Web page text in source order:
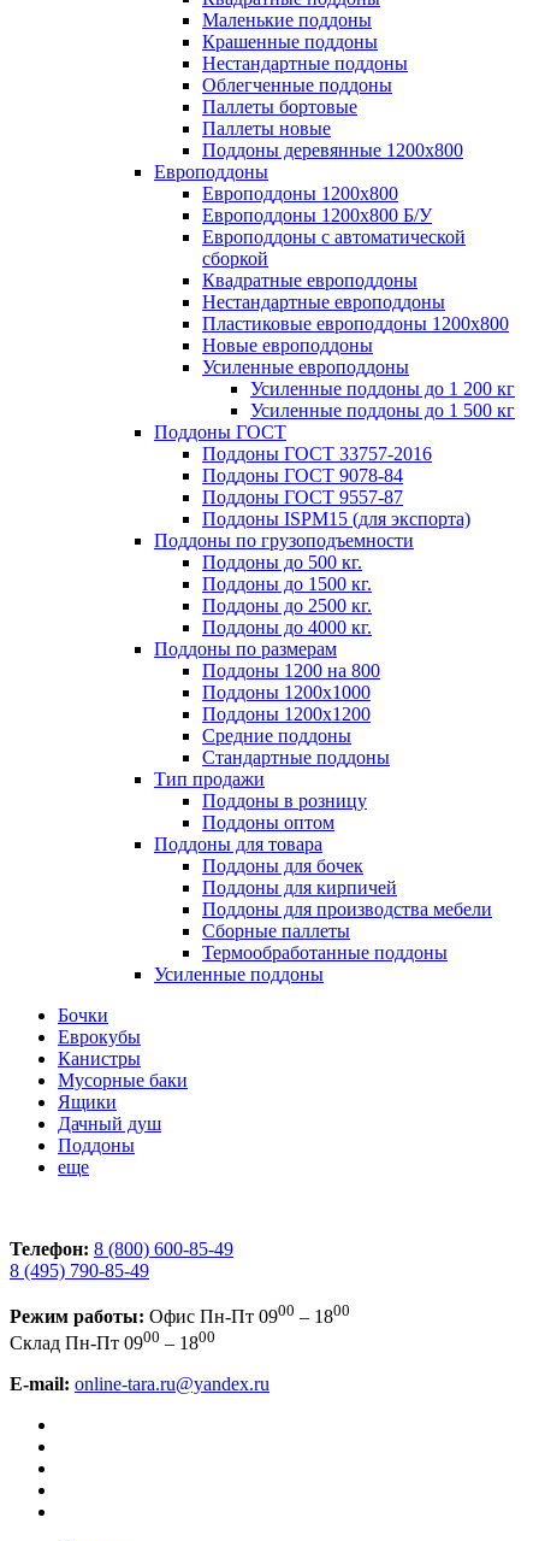
Маленькие поддоны
Крашенные поддоны
Нестандартные поддоны
Облегченные поддоны
Паллеты бортовые
Паллеты новые
Поддоны деревянные 1200х800
Европоддоны
Европоддоны 1200х800
Европоддоны 1200х800 Б/У
Европоддоны с автоматической
сборкой
Квадратные европоддоны
Нестандартные европоддоны
Пластиковые европоддоны 1200х800
Новые европоддоны
Усиленные европоддоны
Усиленные поддоны до 1 200 кг
Усиленные поддоны до 1 500 кг
Поддоны ГОСТ
Поддоны ГОСТ 33757-2016
Поддоны ГОСТ 9078-84
Поддоны ГОСТ 9557-87
Поддоны ISPM15 (для экспорта)
Поддоны по грузоподъемности
Поддоны до 500 кг.
Поддоны до 1500 кг.
Поддоны до 2500 кг.
Поддоны до 4000 кг.
Поддоны по размерам
Поддоны 1200 на 800
Поддоны 1200х1000
Поддоны 1200х1200
Средние поддоны
Стандартные поддоны
Тип продажи
Поддоны в розницу
Поддоны оптом
Поддоны для товара
Поддоны для бочек
Поддоны для кирпичей
Поддоны для производства мебели
Сборные паллеты
Термообработанные поддоны
Усиленные поддоны
Бочки
Еврокубы
Канистры
Мусорные баки
Ящики
Дачный душ
Поддоны
еще
Телефон: 8 (800) 600-85-49
8 (495) 790-85-49
Режим работы: Офис Пн-Пт 0900 – 1800
Склад Пн-Пт 0900 – 1800
E-mail: online-tara.ru@yandex.ru